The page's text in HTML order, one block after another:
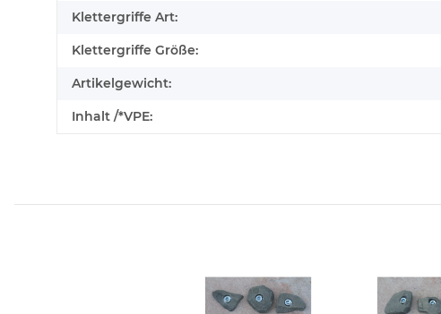
Klettergriffe Art:
Klettergriffe Größe:
Artikelgewicht:
Inhalt /*VPE: